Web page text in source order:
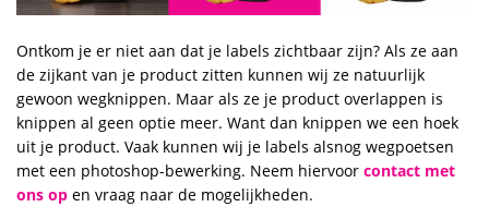
Ontkom je er niet aan dat je labels zichtbaar zijn? Als ze aan
de zijkant van je product zitten kunnen wij ze natuurlijk
gewoon wegknippen. Maar als ze je product overlappen is
knippen al geen optie meer. Want dan knippen we een hoek
uit je product. Vaak kunnen wij je labels alsnog wegpoetsen
met een photoshop-bewerking. Neem hiervoor contact met
ons op en vraag naar de mogelijkheden.